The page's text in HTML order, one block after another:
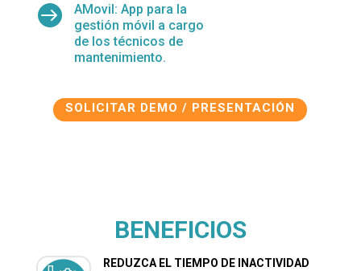

AMovil: App para la
gestión móvil a cargo
de los técnicos de
mantenimiento.
SOLICITAR DEMO / PRESENTACIÓN
BENEFICIOS
REDUZCA EL TIEMPO DE INACTIVIDAD